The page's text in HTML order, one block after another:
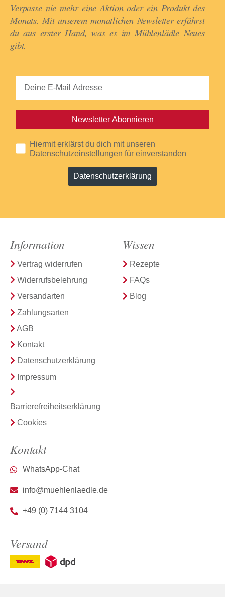
Verpasse nie mehr eine Aktion oder ein Produkt des
Monats. Mit unserem monatlichen Newsletter erfährst
du aus erster Hand, was es im Mühlenlädle Neues
gibt.​
Newsletter Abonnieren
Hiermit erklärst du dich mit unseren
Datenschutzeinstellungen für einverstanden
Datenschutzerklärung
Information
Vertrag widerrufen
Widerrufsbelehrung
Versandarten
Zahlungsarten
AGB
Kontakt
Datenschutzerklärung
Impressum
Barrierefreiheitserklärung
Cookies
Wissen
Rezepte
FAQs
Blog
Kontakt
WhatsApp-Chat
info@muehlenlaedle.de
+49 (0) 7144 3104
Versand